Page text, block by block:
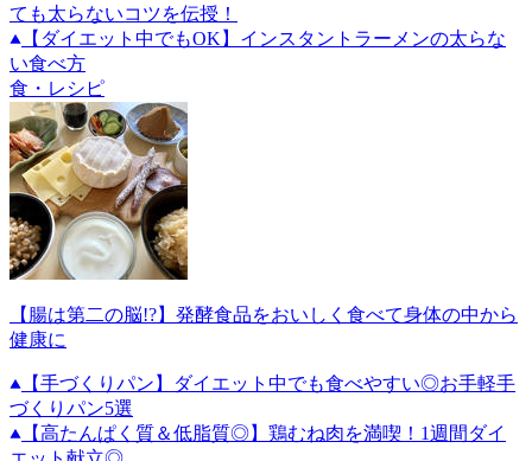
ても太らないコツを伝授！
【ダイエット中でもOK】インスタントラーメンの太らな
い食べ方
食・レシピ
【腸は第二の脳!?】発酵食品をおいしく食べて身体の中から
健康に
【手づくりパン】ダイエット中でも食べやすい◎お手軽手
づくりパン5選
【高たんぱく質＆低脂質◎】鶏むね肉を満喫！1週間ダイ